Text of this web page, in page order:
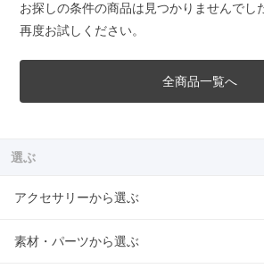
お探しの条件の商品は見つかりませんでし
再度お試しください。
全商品一覧へ
選ぶ
アクセサリーから選ぶ
素材・パーツから選ぶ